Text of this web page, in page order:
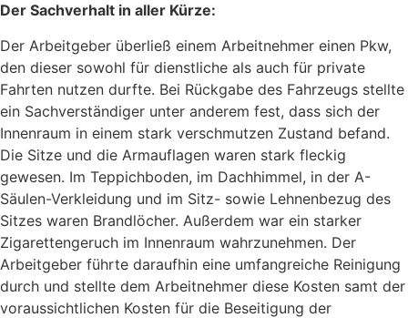
Der Sachverhalt in aller Kürze:
Der Arbeitgeber überließ einem Arbeitnehmer einen Pkw,
den dieser sowohl für dienstliche als auch für private
Fahrten nutzen durfte. Bei Rückgabe des Fahrzeugs stellte
ein Sachverständiger unter anderem fest, dass sich der
Innenraum in einem stark verschmutzen Zustand befand.
Die Sitze und die Armauflagen waren stark fleckig
gewesen. Im Teppichboden, im Dachhimmel, in der A-
Säulen-Verkleidung und im Sitz- sowie Lehnenbezug des
Sitzes waren Brandlöcher. Außerdem war ein starker
Zigarettengeruch im Innenraum wahrzunehmen. Der
Arbeitgeber führte daraufhin eine umfangreiche Reinigung
durch und stellte dem Arbeitnehmer diese Kosten samt der
voraussichtlichen Kosten für die Beseitigung der